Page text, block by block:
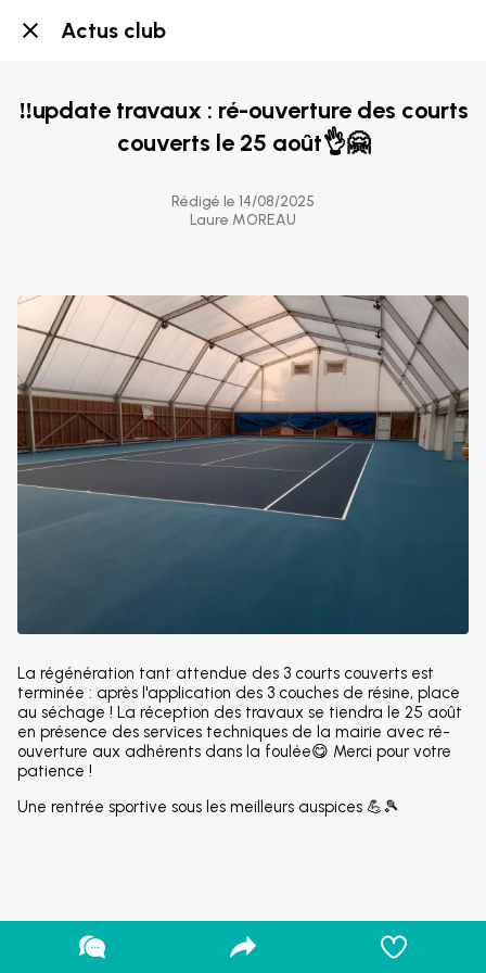
Actus club
‼️update travaux : ré-ouverture des courts
couverts le 25 août👌🤗
Rédigé le 14/08/2025
Laure MOREAU
La régénération tant attendue des 3 courts couverts est
terminée : après l'application des 3 couches de résine, place
au séchage ! La réception des travaux se tiendra le 25 août
en présence des services techniques de la mairie avec ré-
ouverture aux adhérents dans la foulée😋 Merci pour votre
patience !
Une rentrée sportive sous les meilleurs auspices 💪🎾